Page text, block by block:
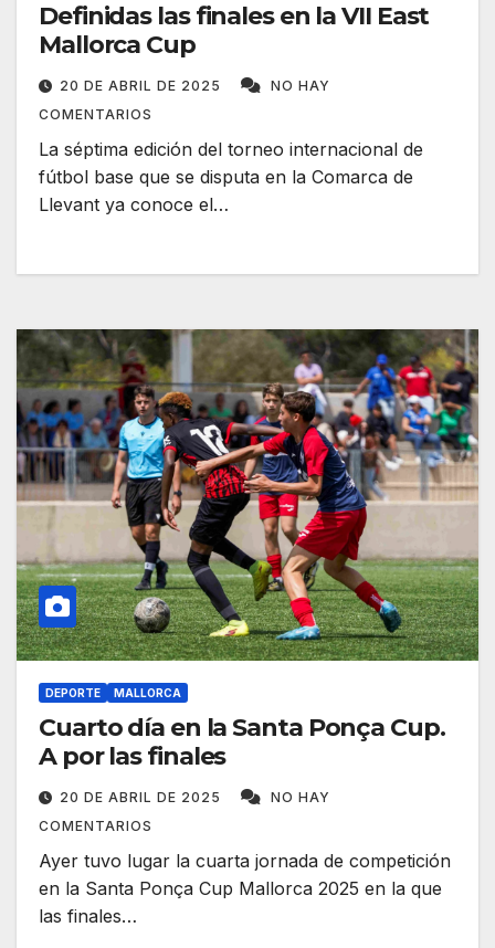
Definidas las finales en la VII East
Mallorca Cup
20 DE ABRIL DE 2025
NO HAY
COMENTARIOS
La séptima edición del torneo internacional de
fútbol base que se disputa en la Comarca de
Llevant ya conoce el…
DEPORTE MALLORCA
Cuarto día en la Santa Ponça Cup.
A por las finales
20 DE ABRIL DE 2025
NO HAY
COMENTARIOS
Ayer tuvo lugar la cuarta jornada de competición
en la Santa Ponça Cup Mallorca 2025 en la que
las finales…